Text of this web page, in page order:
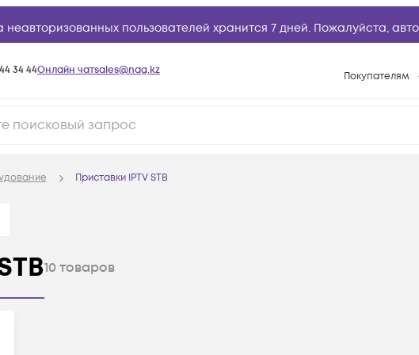
неавторизованных пользователей хранится 7 дней. Пожалуйста,
34 44Онлайн чатsales@nag.kz Покупателям
Приставки IPTV STB
10 товаров